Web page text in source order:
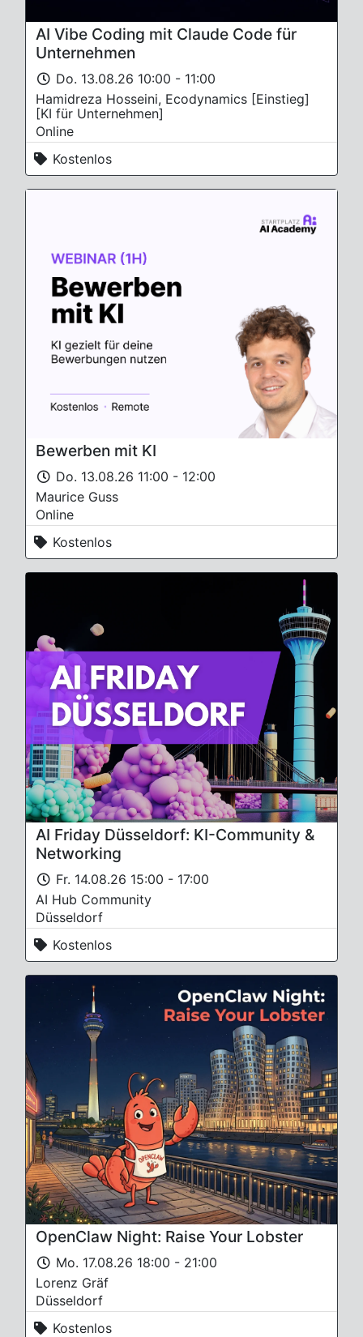
AI Vibe Coding mit Claude Code für
Unternehmen
Do. 13.08.26 10:00 - 11:00
Hamidreza Hosseini, Ecodynamics [Einstieg]
[KI für Unternehmen]
Online
Kostenlos
Bewerben mit KI
Do. 13.08.26 11:00 - 12:00
Maurice Guss
Online
Kostenlos
AI Friday Düsseldorf: KI-Community &
Networking
Fr. 14.08.26 15:00 - 17:00
AI Hub Community
Düsseldorf
Kostenlos
OpenClaw Night: Raise Your Lobster
Mo. 17.08.26 18:00 - 21:00
Lorenz Gräf
Düsseldorf
Kostenlos